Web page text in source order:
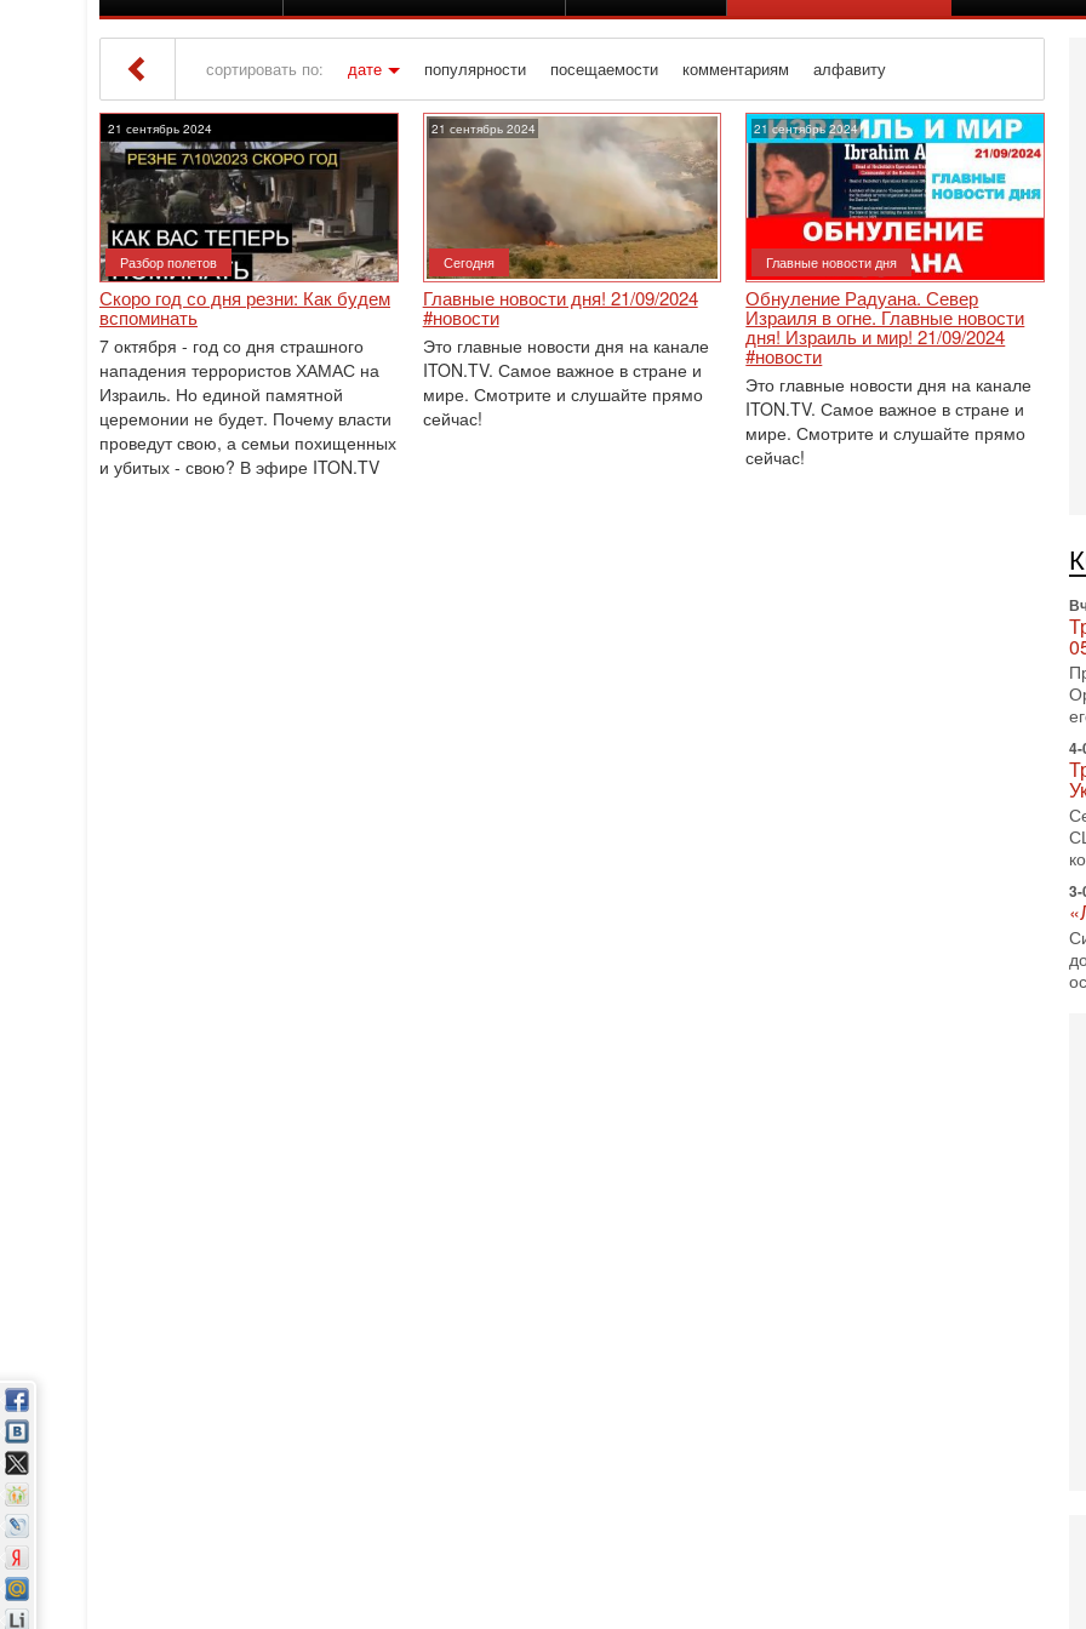
сортировать по: дате популярности посещаемости комментариям алфавиту
Iton TV » Материалы за 21.09.2024
21 сентябрь 2024
Разбор полетов
Скоро год со дня резни: Как будем
вспоминать
7 октября - год со дня страшного
нападения террористов ХАМАС на
Израиль. Но единой памятной
церемонии не будет. Почему власти
проведут свою, а семьи похищенных
и убитых - свою? В эфире ITON.TV
21 сентябрь 2024
Сегодня
Главные новости дня! 21/09/2024
#новости
Это главные новости дня на канале
ITON.TV. Самое важное в стране и
мире. Смотрите и слушайте прямо
сейчас!
21 сентябрь 2024
Главные новости дня
Обнуление Радуана. Север
Израиля в огне. Главные новости
дня! Израиль и мир! 21/09/2024
#новости
Это главные новости дня на канале
ITON.TV. Самое важное в стране и
мире. Смотрите и слушайте прямо
сейчас!
4-
3-